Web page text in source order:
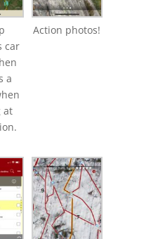
car
a
at
Action photos!